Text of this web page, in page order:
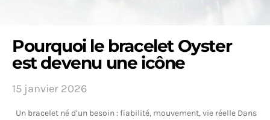
Pourquoi le bracelet Oyster
est devenu une icône
15 janvier 2026
Un bracelet né d’un besoin : fiabilité, mouvement, vie réelle Dans